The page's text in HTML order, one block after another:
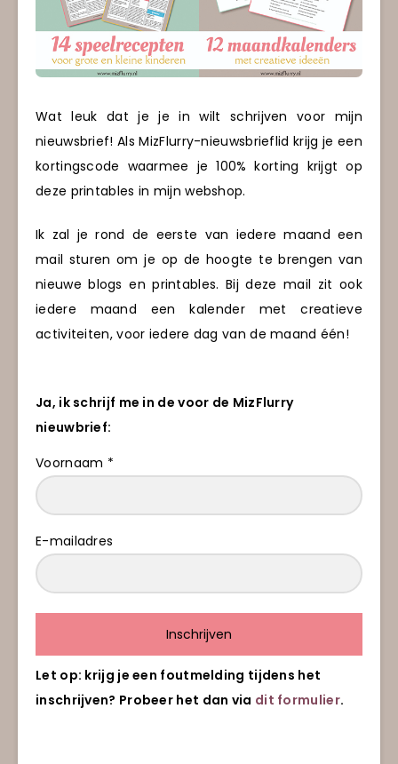
Wat leuk dat je je in wilt schrijven voor mijn
nieuwsbrief! Als MizFlurry-nieuwsbrieflid krijg je een
kortingscode waarmee je 100% korting krijgt op
deze printables in mijn webshop.
Ik zal je rond de eerste van iedere maand een
mail sturen om je op de hoogte te brengen van
nieuwe blogs en printables. Bij deze mail zit ook
iedere maand een kalender met creatieve
activiteiten, voor iedere dag van de maand één!
Ja, ik schrijf me in de voor de MizFlurry
nieuwbrief:
Voornaam *
E-mailadres
Inschrijven
Let op: krijg je een foutmelding tijdens het
inschrijven? Probeer het dan via dit formulier.